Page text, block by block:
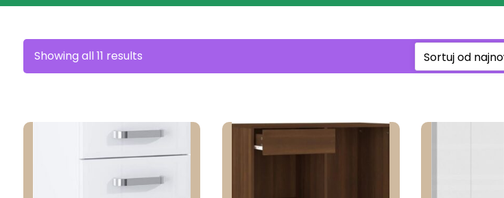
Showing all 11 results
by